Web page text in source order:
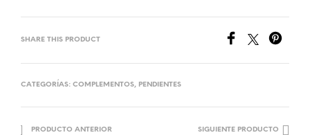
SHARE THIS PRODUCT
CATEGORÍAS: COMPLEMENTOS, PENDIENTES
PRODUCTO ANTERIOR SIGUIENTE PRODUCTO